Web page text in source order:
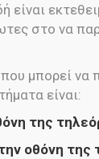
στο να
μπορεί να
είναι:
της
οθόνη της